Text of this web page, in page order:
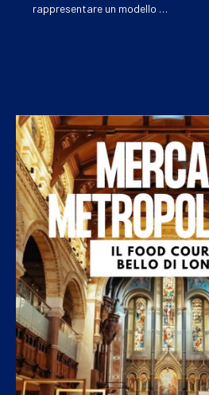
rappresentare un modello …